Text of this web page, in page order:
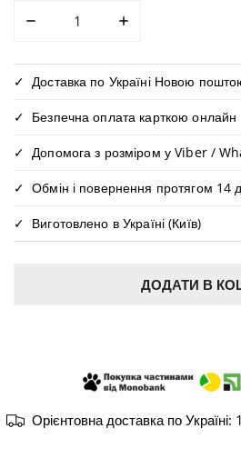
Доставка по Україні Новою
Безпечна оплата карткою онлайн
Допомога з розміром у Viber /
Обмін і повернення протягом 14
Виготовлено в Україні (Київ)
ДОДАТИ В
Орієнтовна доставка по Україні: